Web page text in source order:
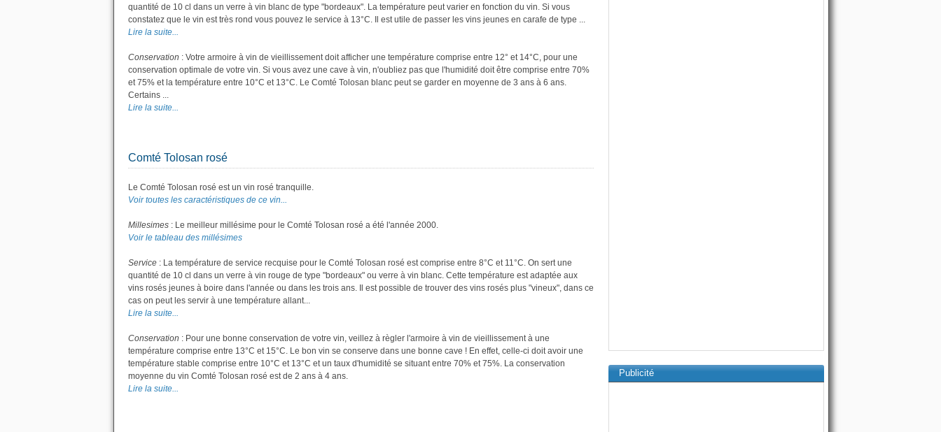
quantité de 10 cl dans un verre à vin blanc de type "bordeaux". La température peut varier en fonction du vin. Si vous
constatez que le vin est très rond vous pouvez le service à 13°C. Il est utile de passer les vins jeunes en carafe de type ...
Lire la suite...
Conservation : Votre armoire à vin de vieillissement doit afficher une température comprise entre 12° et 14°C, pour une
conservation optimale de votre vin. Si vous avez une cave à vin, n'oubliez pas que l'humidité doit être comprise entre 70%
et 75% et la température entre 10°C et 13°C. Le Comté Tolosan blanc peut se garder en moyenne de 3 ans à 6 ans.
Certains ...
Lire la suite...
Comté Tolosan rosé
Le Comté Tolosan rosé est un vin rosé tranquille.
Voir toutes les caractéristiques de ce vin...
Millesimes : Le meilleur millésime pour le Comté Tolosan rosé a été l'année 2000.
Voir le tableau des millésimes
Service : La température de service recquise pour le Comté Tolosan rosé est comprise entre 8°C et 11°C. On sert une
quantité de 10 cl dans un verre à vin rouge de type "bordeaux" ou verre à vin blanc. Cette température est adaptée aux
vins rosés jeunes à boire dans l'année ou dans les trois ans. Il est possible de trouver des vins rosés plus "vineux", dans ce
cas on peut les servir à une température allant...
Lire la suite...
Conservation : Pour une bonne conservation de votre vin, veillez à règler l'armoire à vin de vieillissement à une
température comprise entre 13°C et 15°C. Le bon vin se conserve dans une bonne cave ! En effet, celle-ci doit avoir une
température stable comprise entre 10°C et 13°C et un taux d'humidité se situant entre 70% et 75%. La conservation
moyenne du vin Comté Tolosan rosé est de 2 ans à 4 ans.
Lire la suite...
Publicité